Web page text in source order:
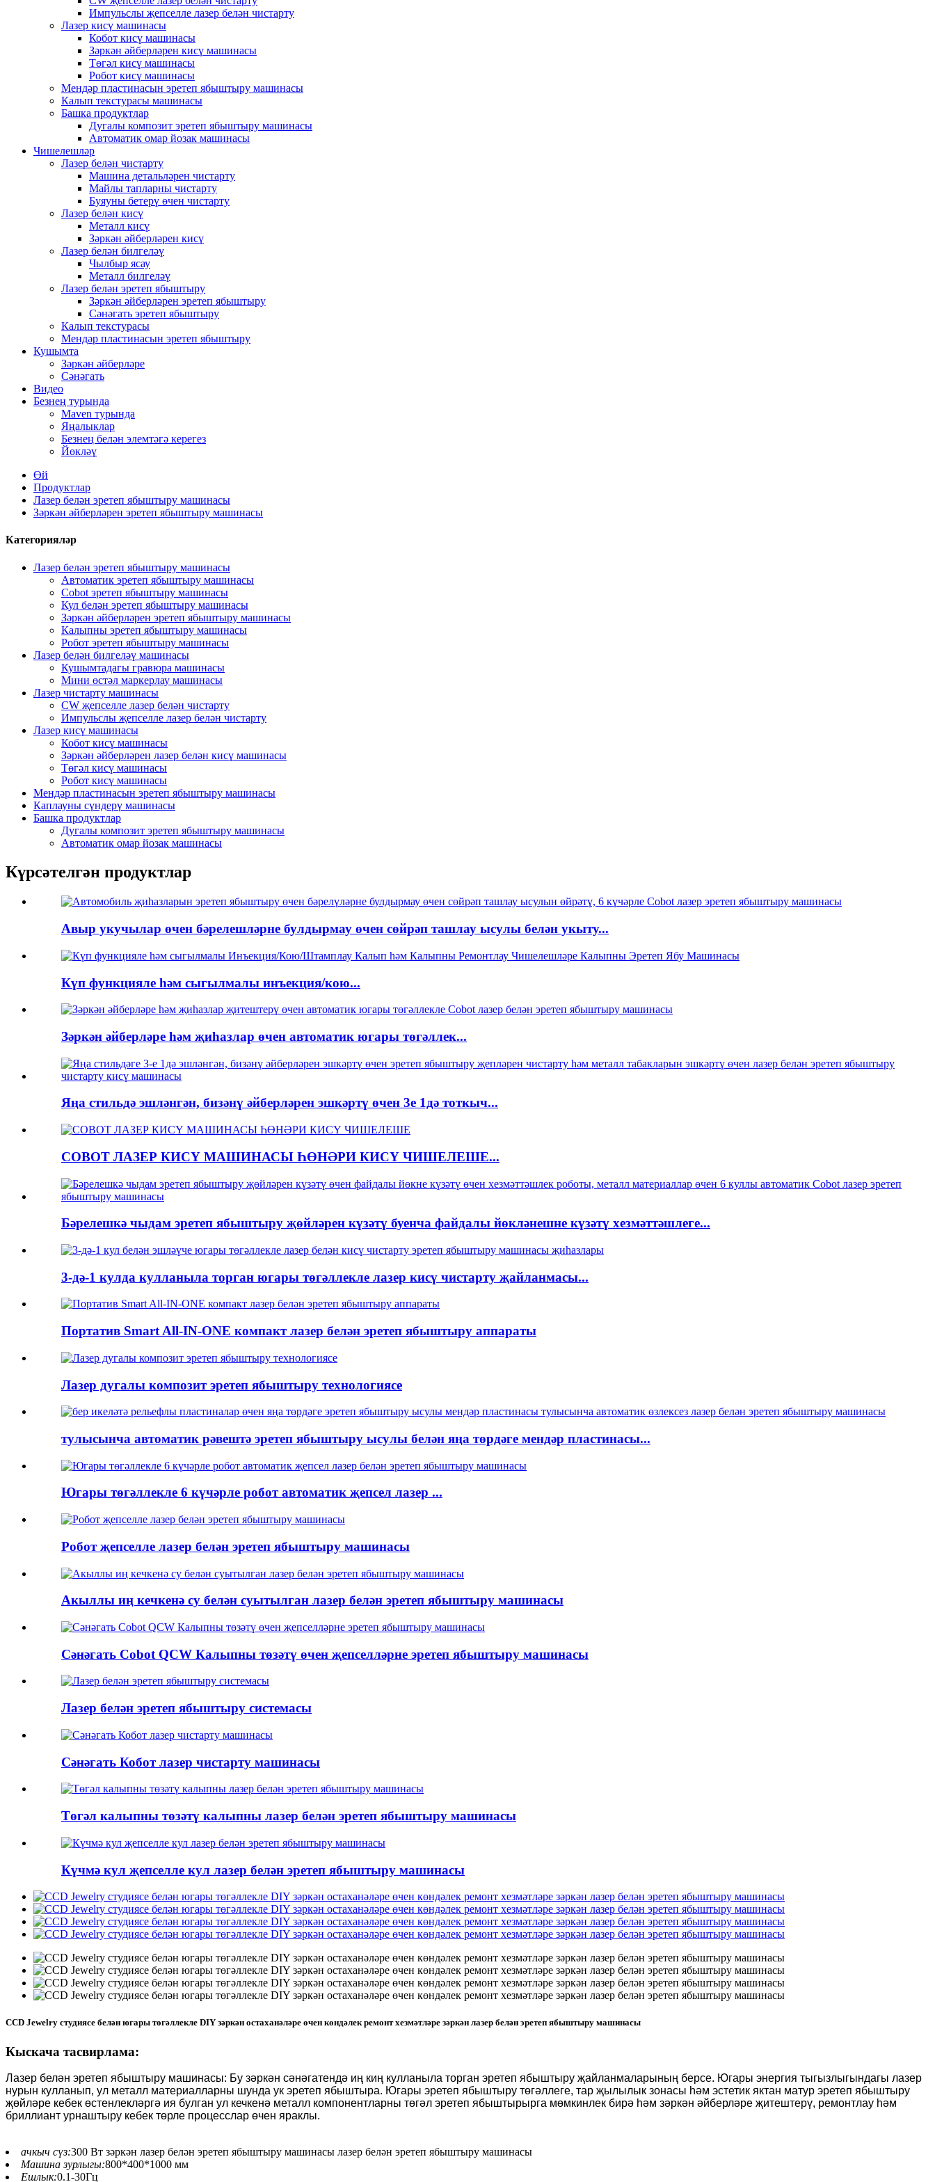
Импульслы җепселле лазер белән чистарту
Лазер кисү машинасы
Кобот кисү машинасы
Зәркән әйберләрен кисү машинасы
Төгәл кисү машинасы
Робот кисү машинасы
Мендәр пластинасын эретеп ябыштыру машинасы
Калып текстурасы машинасы
Башка продуктлар
Дугалы композит эретеп ябыштыру машинасы
Автоматик омар йозак машинасы
Чишелешләр
Лазер белән чистарту
Машина детальләрен чистарту
Майлы тапларны чистарту
Буяуны бетерү өчен чистарту
Лазер белән кисү
Металл кисү
Зәркән әйберләрен кисү
Лазер белән билгеләү
Чылбыр ясау
Металл билгеләү
Лазер белән эретеп ябыштыру
Зәркән әйберләрен эретеп ябыштыру
Сәнәгать эретеп ябыштыру
Калып текстурасы
Мендәр пластинасын эретеп ябыштыру
Кушымта
Зәркән әйберләре
Сәнәгать
Видео
Безнең турында
Maven турында
Яңалыклар
Безнең белән элемтәгә керегез
Йөкләү
Өй
Продуктлар
Лазер белән эретеп ябыштыру машинасы
Зәркән әйберләрен эретеп ябыштыру машинасы
Категорияләр
Лазер белән эретеп ябыштыру машинасы
Автоматик эретеп ябыштыру машинасы
Cobot эретеп ябыштыру машинасы
Кул белән эретеп ябыштыру машинасы
Зәркән әйберләрен эретеп ябыштыру машинасы
Калыпны эретеп ябыштыру машинасы
Робот эретеп ябыштыру машинасы
Лазер белән билгеләү машинасы
Кушымтадагы гравюра машинасы
Мини өстәл маркерлау машинасы
Лазер чистарту машинасы
CW җепселле лазер белән чистарту
Импульслы җепселле лазер белән чистарту
Лазер кисү машинасы
Кобот кисү машинасы
Зәркән әйберләрен лазер белән кисү машинасы
Төгәл кисү машинасы
Робот кисү машинасы
Мендәр пластинасын эретеп ябыштыру машинасы
Каплауны сүндерү машинасы
Башка продуктлар
Дугалы композит эретеп ябыштыру машинасы
Автоматик омар йозак машинасы
Күрсәтелгән продуктлар
Авыр укучылар өчен бәрелешләрне булдырмау өчен сөйрәп ташлау ысулы белән укыту...
Күп функцияле һәм сыгылмалы инъекция/кою...
Зәркән әйберләре һәм җиһазлар өчен автоматик югары төгәллек...
Яңа стильдә эшләнгән, бизәнү әйберләрен эшкәртү өчен 3е 1дә тоткыч...
COBOT ЛАЗЕР КИСҮ МАШИНАСЫ ҺӨНӘРИ КИСҮ ЧИШЕЛЕШЕ...
Бәрелешкә чыдам эретеп ябыштыру җөйләрен күзәтү буенча файдалы йөкләнешне күзәтү хезмәттәшлеге...
3-дә-1 кулда кулланыла торган югары төгәллекле лазер кисү чистарту җайланмасы...
Портатив Smart All-IN-ONE компакт лазер белән эретеп ябыштыру аппараты
Лазер дугалы композит эретеп ябыштыру технологиясе
тулысынча автоматик рәвештә эретеп ябыштыру ысулы белән яңа төрдәге мендәр пластинасы...
Югары төгәллекле 6 күчәрле робот автоматик җепсел лазер ...
Робот җепселле лазер белән эретеп ябыштыру машинасы
Акыллы иң кечкенә су белән суытылган лазер белән эретеп ябыштыру машинасы
Сәнәгать Cobot QCW Калыпны төзәтү өчен җепселләрне эретеп ябыштыру машинасы
Лазер белән эретеп ябыштыру системасы
Сәнәгать Кобот лазер чистарту машинасы
Төгәл калыпны төзәтү калыпны лазер белән эретеп ябыштыру машинасы
Күчмә кул җепселле кул лазер белән эретеп ябыштыру машинасы
CCD Jewelry студиясе белән югары төгәллекле DIY зәркән остаханәләре өчен көндәлек ремонт хезмәтләре зәркән лазер белән эретеп ябыштыру машинасы
Кыскача тасвирлама:
Лазер белән эретеп ябыштыру машинасы: Бу зәркән сәнәгатендә иң киң кулланыла торган эретеп ябыштыру җайланмаларының берсе. Югары энергия тыгызлыгындагы лазер
нурын кулланып, ул металл материалларны шунда ук эретеп ябыштыра. Югары эретеп ябыштыру төгәллеге, тар җылылык зонасы һәм эстетик яктан матур эретеп ябыштыру
җөйләре кебек өстенлекләргә ия булган ул кечкенә металл компонентларны төгәл эретеп ябыштырырга мөмкинлек бирә һәм зәркән әйберләре җитештерү, ремонтлау һәм
бриллиант урнаштыру кебек төрле процесслар өчен яраклы.
ачкыч сүз:300 Вт зәркән лазер белән эретеп ябыштыру машинасы лазер белән эретеп ябыштыру машинасы
Машина зурлыгы:800*400*1000 мм
Ешлык:0.1-30Гц